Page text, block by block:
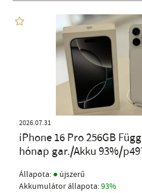
2026.07.31
iPhone 16 Pro 256GB
hónap gar./Akku 93%/
Állapota: ● újszerű
Akkumulátor állapota:93%